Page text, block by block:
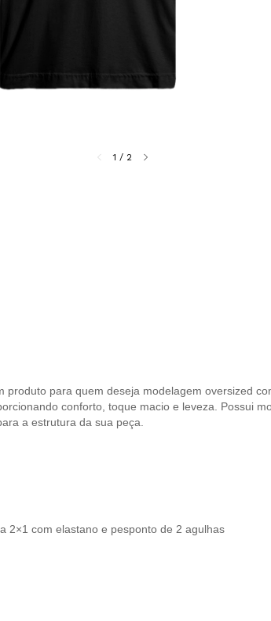
1 / 2
produto para quem deseja modelagem oversized
conforto, toque macio e leveza. Possui
a estrutura da sua peça.
2×1 com elastano e pesponto de 2 agulhas